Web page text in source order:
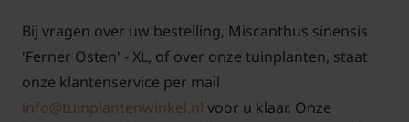
Bij vragen over uw bestelling, Miscanthus sinensis
'Ferner Osten' - XL, of over onze tuinplanten, staat
onze klantenservice per mail
info@tuinplantenwinkel.nl voor u klaar. Onze